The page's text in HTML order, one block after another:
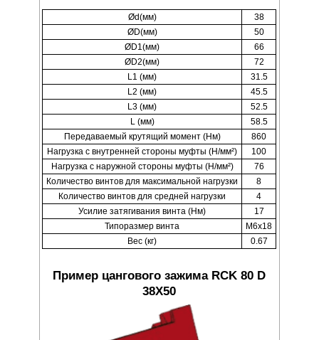
Ød(мм)
38
ØD(мм)
50
ØD1(мм)
66
ØD2(мм)
72
L1 (мм)
31.5
L2 (мм)
45.5
L3 (мм)
52.5
L (мм)
58.5
Передаваемый крутящий момент (Нм)
860
Нагрузка с внутренней стороны муфты (Н/мм²)
100
Нагрузка с наружной стороны муфты (Н/мм²)
76
Количество винтов для максимальной нагрузки
8
Количество винтов для средней нагрузки
4
Усилие затягивания винта (Нм)
17
Типоразмер винта
M6x18
Вес (кг)
0.67
Пример цангового зажима RCK 80 D
38X50